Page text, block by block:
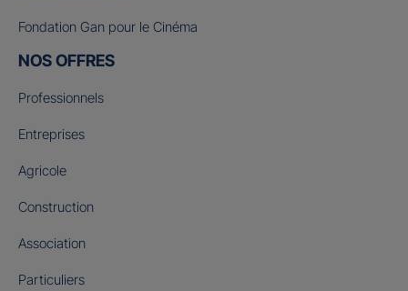
Fondation Gan pour le Cinéma
NOS OFFRES
Professionnels
Entreprises
Agricole
Construction
Association
Particuliers